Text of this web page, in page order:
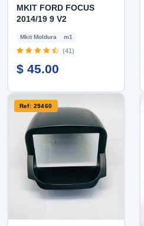
MKIT FORD FOCUS
2014/19 9 V2
Mkit Moldura m1
(41)
$ 45.00
Ref: 29460